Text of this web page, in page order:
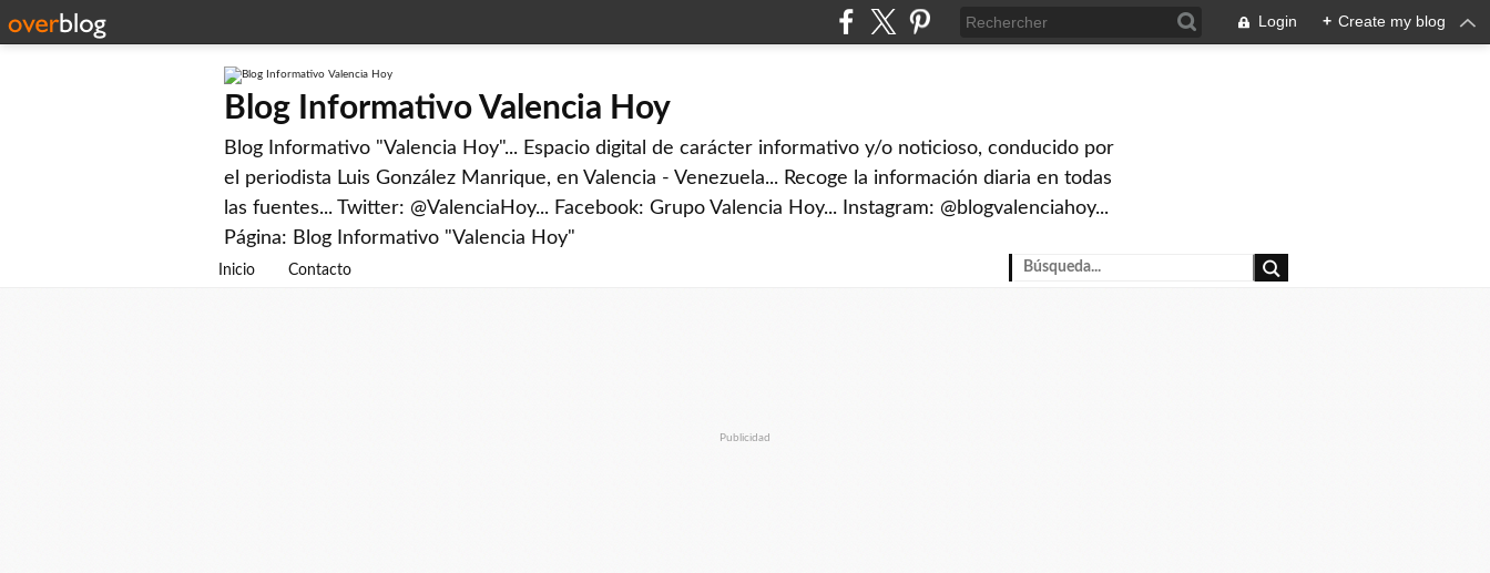
Login + Create my blog
Blog Informativo Valencia Hoy
Blog Informativo "Valencia Hoy"... Espacio digital de carácter informativo y/o noticioso, conducido por
el periodista Luis González Manrique, en Valencia - Venezuela... Recoge la información diaria en todas
las fuentes... Twitter: @ValenciaHoy... Facebook: Grupo Valencia Hoy... Instagram: @blogvalenciahoy...
Página: Blog Informativo "Valencia Hoy"
Inicio Contacto
Publicidad